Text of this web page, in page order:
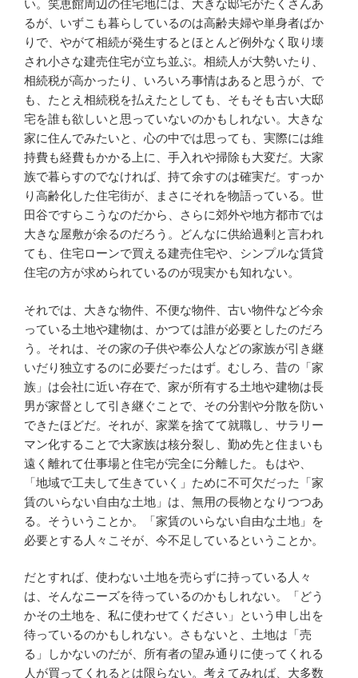
い。笑恵館周辺の住宅地には、大きな邸宅がたくさんあ
るが、いずこも暮らしているのは高齢夫婦や単身者ばか
りで、やがて相続が発生するとほとんど例外なく取り壊
され小さな建売住宅が立ち並ぶ。相続人が大勢いたり、
相続税が高かったり、いろいろ事情はあると思うが、で
も、たとえ相続税を払えたとしても、そもそも古い大邸
宅を誰も欲しいと思っていないのかもしれない。大きな
家に住んでみたいと、心の中では思っても、実際には維
持費も経費もかかる上に、手入れや掃除も大変だ。大家
族で暮らすのでなければ、持て余すのは確実だ。すっか
り高齢化した住宅街が、まさにそれを物語っている。世
田谷ですらこうなのだから、さらに郊外や地方都市では
大きな屋敷が余るのだろう。どんなに供給過剰と言われ
ても、住宅ローンで買える建売住宅や、シンプルな賃貸
住宅の方が求められているのが現実かも知れない。
それでは、大きな物件、不便な物件、古い物件など今余
っている土地や建物は、かつては誰が必要としたのだろ
う。それは、その家の子供や奉公人などの家族が引き継
いだり独立するのに必要だったはず。むしろ、昔の「家
族」は会社に近い存在で、家が所有する土地や建物は長
男が家督として引き継ぐことで、その分割や分散を防い
できたほどだ。それが、家業を捨てて就職し、サラリー
マン化することで大家族は核分裂し、勤め先と住まいも
遠く離れて仕事場と住宅が完全に分離した。もはや、
「地域で工夫して生きていく」ために不可欠だった「家
賃のいらない自由な土地」は、無用の長物となりつつあ
る。そういうことか。「家賃のいらない自由な土地」を
必要とする人々こそが、今不足しているということか。
だとすれば、使わない土地を売らずに持っている人々
は、そんなニーズを待っているのかもしれない。「どう
かその土地を、私に使わせてください」という申し出を
待っているのかもしれない。さもないと、土地は「売
る」しかないのだが、所有者の望み通りに使ってくれる
人が買ってくれるとは限らない。考えてみれば、大多数